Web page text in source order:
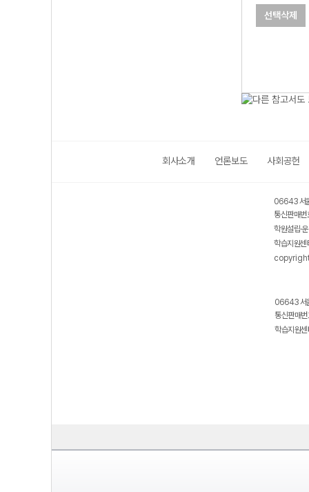
선택삭제
회사소개 언론보도 사회공헌
06643 서
통신판매
학원설립·
학습지원
06643 서
통신판매
학습지원